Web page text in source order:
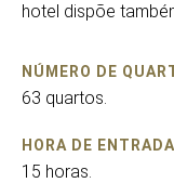
hotel dispõe
NÚMERO DE
63 quartos.
HORA DE
15 horas.